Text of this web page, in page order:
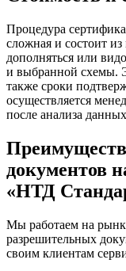
Процедура
сложная и состоит
дополняться или
и выбранной схемы.
также сроки
осуществляется
после анализа
документов
«НТД
Мы работаем на
разрешительных
своим клиентам